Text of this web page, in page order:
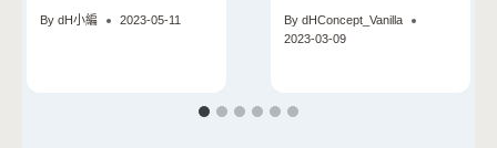
到最match顏色
By dH小編 2023-05-11 By dHConcept_Vanilla
2023-03-09